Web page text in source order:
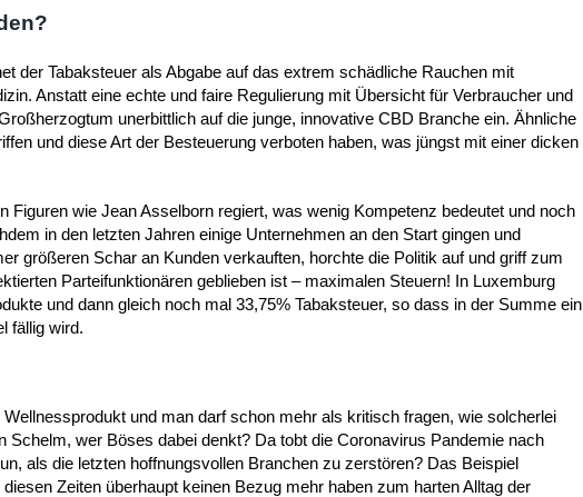
der Tabaksteuer als Abgabe auf das extrem schädliche Rauchen mit
Anstatt eine echte und faire Regulierung mit Übersicht für Verbraucher und
unerbittlich auf die junge, innovative CBD Branche ein. Ähnliche
und diese Art der Besteuerung verboten haben, was jüngst mit einer dicken
wie Jean Asselborn regiert, was wenig Kompetenz bedeutet und noch
in den letzten Jahren einige Unternehmen an den Start gingen und
größeren Schar an Kunden verkauften, horchte die Politik auf und griff zum
Parteifunktionären geblieben ist – maximalen Steuern! In Luxemburg
und dann gleich noch mal 33,75% Tabaksteuer, so dass in der Summe ein
fällig wird.
und man darf schon mehr als kritisch fragen, wie solcherlei
wer Böses dabei denkt? Da tobt die Coronavirus Pandemie nach
als die letzten hoffnungsvollen Branchen zu zerstören? Das Beispiel
Zeiten überhaupt keinen Bezug mehr haben zum harten Alltag der